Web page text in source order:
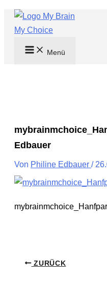
Zum
Menü
Edbauer
Von Philine Edbauer /
ZURÜCK